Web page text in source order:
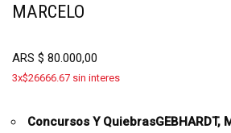
MARCELO
ARS $ 80.000,00
3x$26666.67 sin interes
Concursos Y QuiebrasGEBHARDT,